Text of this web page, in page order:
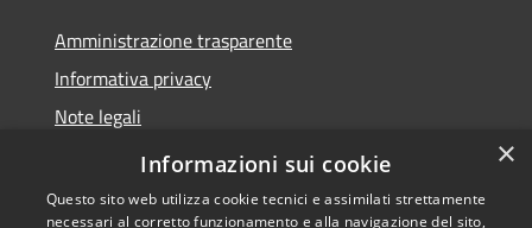
Amministrazione trasparente
Informativa privacy
Note legali
Dichiarazione di accessibilità
×
Informazioni sui cookie
Questo sito web utilizza cookie tecnici e assimilati strettamente
necessari al corretto funzionamento e alla navigazione del sito,